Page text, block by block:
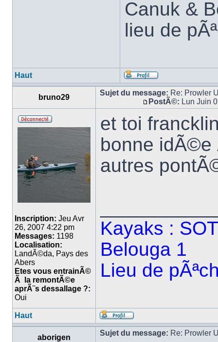
Canuk &
lieu de
Haut
bruno29
Sujet du message: Re: Prowler
PostÃ©: Lun Juin
Inscription: Jeu Avr
26, 2007 4:22 pm
Messages: 1198
Localisation:
LandÃ©da, Pays des
Abers
Etes vous entrainÃ©
Ã la remontÃ©e
aprÃ¨s dessallage ?:
Oui
et toi
bonne idÃ©e
autres
Kayaks :
Belouga 1
Lieu de
Haut
aborigen
Sujet du message: Re: Prowler